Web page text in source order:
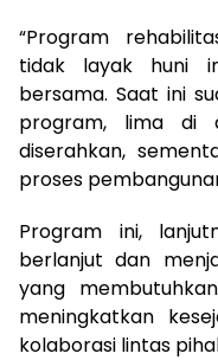
“Program
tidak layak huni
bersama. Saat ini
program, lima di
diserahkan,
proses
Program ini,
berlanjut dan
yang
meningkatkan
kolaborasi lintas